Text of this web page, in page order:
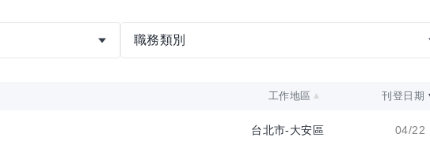
職務類別
工作地區 刊登日期
台北市-大安區
04/22